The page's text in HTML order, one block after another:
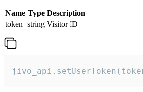
Name Type Description
token string Visitor ID